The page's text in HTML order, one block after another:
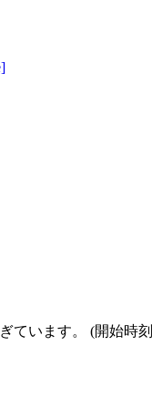
ています。 (開始時